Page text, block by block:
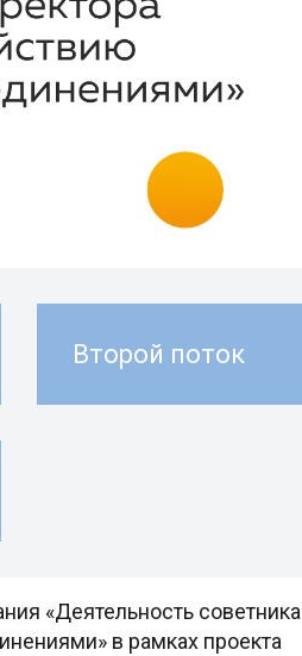
Второй поток
«Деятельность советника
в рамках проекта